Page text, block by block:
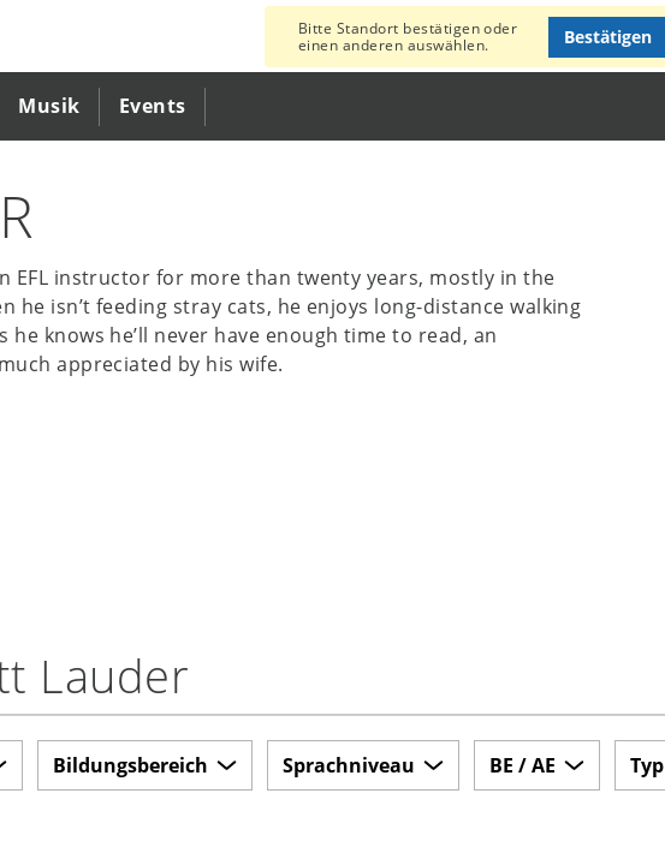
Musik Events
Bitte Standort bestätigen oder
einen anderen auswählen.
Bestätigen
EFL instructor for more than twenty years, mostly in the
he isn’t feeding stray cats, he enjoys long-distance walking
he knows he’ll never have enough time to read, an
appreciated by his wife.
Lauder
Bildungsbereich Sprachniveau BE / AE Typ